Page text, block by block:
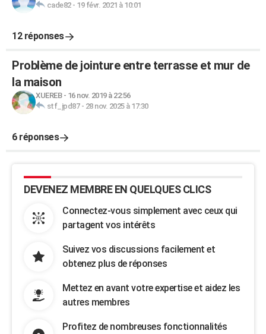
cade82- 19 févr. 2021 à 10:01
12 réponses
Problème de jointure entre terrasse et mur de
la maison
XUEREB- 16 nov. 2019 à 22:56
stf_jpd87- 28 nov. 2025 à 17:30
6 réponses
DEVENEZ MEMBRE EN QUELQUES CLICS
Connectez-vous simplement avec ceux qui
partagent vos intérêts
Suivez vos discussions facilement et
obtenez plus de réponses
Mettez en avant votre expertise et aidez les
autres membres
Profitez de nombreuses fonctionnalités